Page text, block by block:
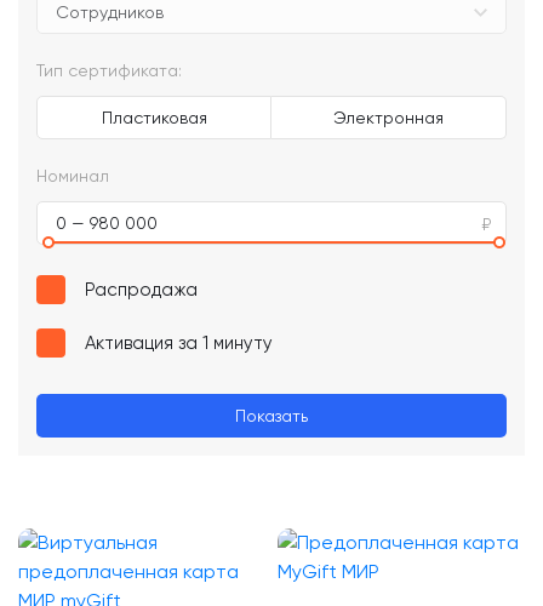
Тип сертификата:
Пластиковая Электронная
Номинал
0 — 980 000
Распродажа
Активация за 1 минуту
Показать